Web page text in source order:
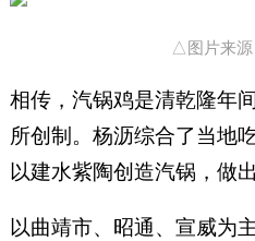
△图片来源
相传，汽锅鸡是清乾隆年
所创制。杨沥综合了当地
以建水紫陶创造汽锅，做
以曲靖市、昭通、宣威为